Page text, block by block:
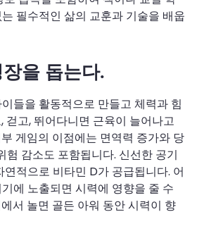
필수적인 삶의 교훈과 기술을 배웁
을 돕는다.
들을 활동적으로 만들고 체력과 힘
걷고, 뛰어다니면 근육이 늘어나고
게임의 이점에는 면역력 증가와 당
험 감소도 포함됩니다. 신선한 공기
적으로 비타민 D가 공급됩니다. 어
에 노출되면 시력에 영향을 줄 수
서 놀면 골든 아워 동안 시력이 향